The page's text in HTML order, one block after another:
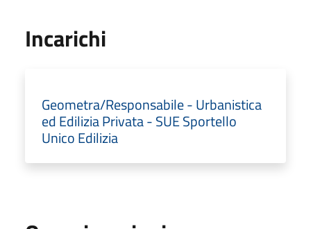
Incarichi
Geometra/Responsabile - Urbanistica
ed Edilizia Privata - SUE Sportello
Unico Edilizia